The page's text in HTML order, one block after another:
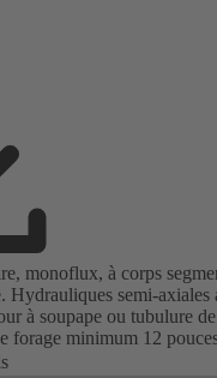
monoflux, à corps
Hydrauliques semi-axiales
à soupape ou tubulure de
forage minimum 12